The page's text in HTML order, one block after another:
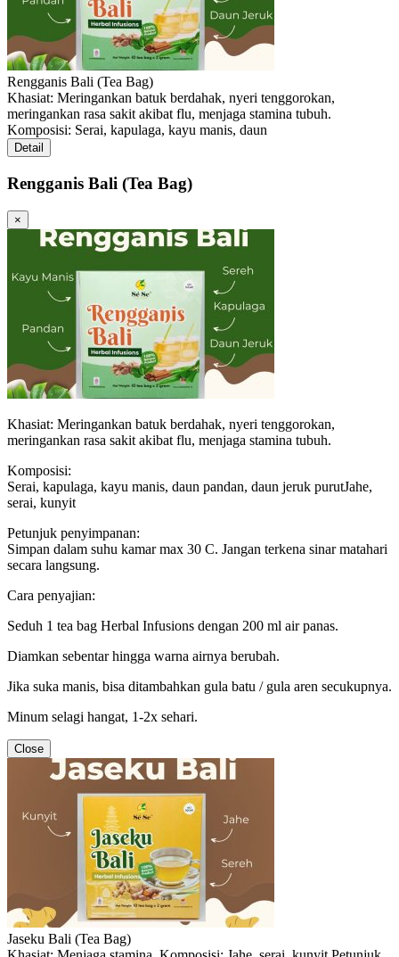
Rengganis Bali (Tea Bag)
Khasiat: Meringankan batuk berdahak, nyeri tenggorokan,
meringankan rasa sakit akibat flu, menjaga stamina tubuh.
Komposisi: Serai, kapulaga, kayu manis, daun
Detail
Rengganis Bali (Tea Bag)
×
Khasiat: Meringankan batuk berdahak, nyeri tenggorokan,
meringankan rasa sakit akibat flu, menjaga stamina tubuh.
Komposisi:
Serai, kapulaga, kayu manis, daun pandan, daun jeruk purutJahe,
serai, kunyit
Petunjuk penyimpanan:
Simpan dalam suhu kamar max 30 C. Jangan terkena sinar matahari
secara langsung.
Cara penyajian:
Seduh 1 tea bag Herbal Infusions dengan 200 ml air panas.
Diamkan sebentar hingga warna airnya berubah.
Jika suka manis, bisa ditambahkan gula batu / gula aren secukupnya.
Minum selagi hangat, 1-2x sehari.
Close
Jaseku Bali (Tea Bag)